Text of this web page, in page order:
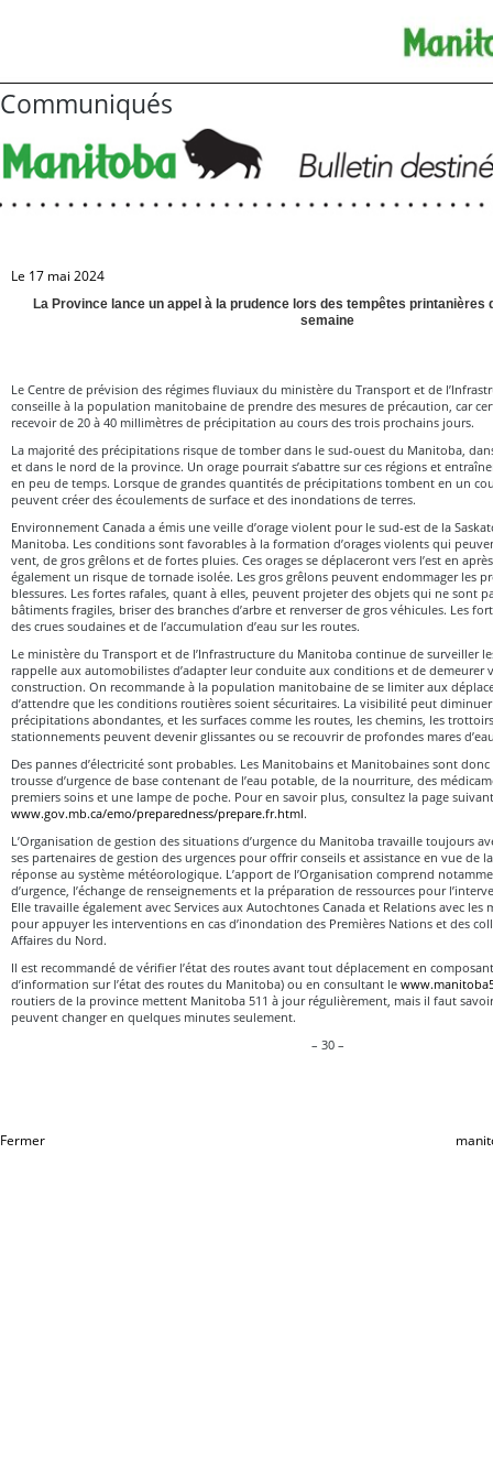
Communiqués
Le 17 mai 2024
La Province lance un appel à la prudence lors des tempêtes printanières
semaine
Le Centre de prévision des régimes fluviaux du ministère du Transport et de
conseille à la population manitobaine de prendre des mesures de précaution, car
recevoir de 20 à 40 millimètres de précipitation au cours des trois prochains jours.
La majorité des précipitations risque de tomber dans le sud-ouest du Manitoba,
et dans le nord de la province. Un orage pourrait s’abattre sur ces régions et
en peu de temps. Lorsque de grandes quantités de précipitations tombent en un
peuvent créer des écoulements de surface et des inondations de terres.
Environnement Canada a émis une veille d’orage violent pour le sud-est de la
Manitoba. Les conditions sont favorables à la formation d’orages violents qui
vent, de gros grêlons et de fortes pluies. Ces orages se déplaceront vers l’est en
également un risque de tornade isolée. Les gros grêlons peuvent endommager les
blessures. Les fortes rafales, quant à elles, peuvent projeter des objets qui ne sont
bâtiments fragiles, briser des branches d’arbre et renverser de gros véhicules. Les
des crues soudaines et de l’accumulation d’eau sur les routes.
Le ministère du Transport et de l’Infrastructure du Manitoba continue de surveiller
rappelle aux automobilistes d’adapter leur conduite aux conditions et de demeurer
construction. On recommande à la population manitobaine de se limiter aux
d’attendre que les conditions routières soient sécuritaires. La visibilité peut
précipitations abondantes, et les surfaces comme les routes, les chemins, les
stationnements peuvent devenir glissantes ou se recouvrir de profondes mares
Des pannes d’électricité sont probables. Les Manitobains et Manitobaines sont
trousse d’urgence de base contenant de l’eau potable, de la nourriture, des
premiers soins et une lampe de poche. Pour en savoir plus, consultez la page
www.gov.mb.ca/emo/preparedness/prepare.fr.html.
L’Organisation de gestion des situations d’urgence du Manitoba travaille toujours
ses partenaires de gestion des urgences pour offrir conseils et assistance en vue de
réponse au système météorologique. L’apport de l’Organisation comprend
d’urgence, l’échange de renseignements et la préparation de ressources pour
Elle travaille également avec Services aux Autochtones Canada et Relations avec
pour appuyer les interventions en cas d’inondation des Premières Nations et des
Affaires du Nord.
Il est recommandé de vérifier l’état des routes avant tout déplacement en
d’information sur l’état des routes du Manitoba) ou en consultant le
routiers de la province mettent Manitoba 511 à jour régulièrement, mais il faut
peuvent changer en quelques minutes seulement.
– 30 –
Fermer